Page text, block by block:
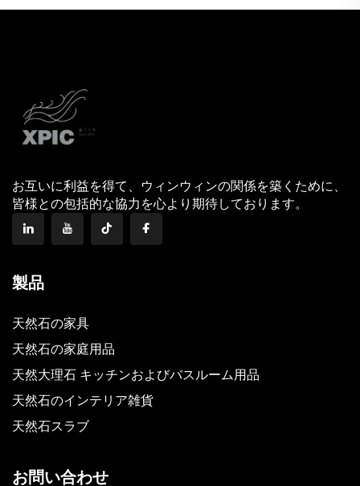
お互いに利益を得て、ウィンウィンの関係を築くために、
皆様との包括的な協力を心より期待しております。
製品
天然石の家具
天然石の家庭用品
天然大理石 キッチンおよびバスルーム用品
天然石のインテリア雑貨
天然石スラブ
お問い合わせ